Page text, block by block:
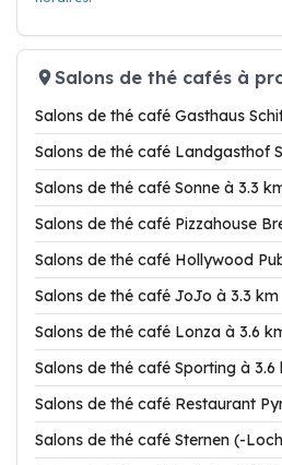
Salons de thé cafés à
Salons de thé café Gasthaus
Salons de thé café Landgasthof
Salons de thé café Sonne à 3.3
Salons de thé café Pizzahouse
Salons de thé café Hollywood
Salons de thé café JoJo à 3.3 km
Salons de thé café Lonza à 3.6
Salons de thé café Sporting à 3.6
Salons de thé café Restaurant
Salons de thé café Sternen (-